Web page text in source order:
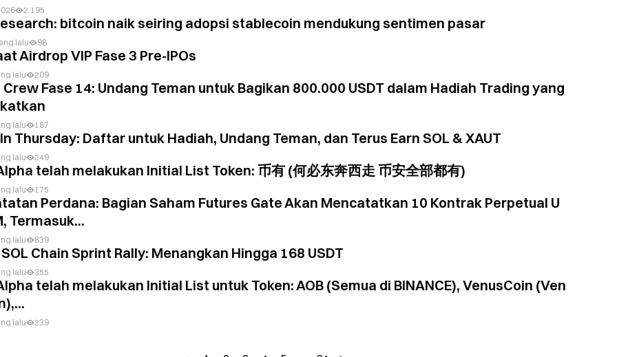
2.195
bitcoin naik seiring adopsi stablecoin mendukung sentimen pasar
lalu 98
Airdrop VIP Fase 3 Pre-IPOs
lalu 209
Crew Fase 14: Undang Teman untuk Bagikan 800.000 USDT dalam Hadiah Trading yang
lalu 187
Thursday: Daftar untuk Hadiah, Undang Teman, dan Terus Earn SOL & XAUT
lalu 249
telah melakukan Initial List Token: 币有 (何必东奔西走 币安全部都有)
lalu 175
Perdana: Bagian Saham Futures Gate Akan Mencatatkan 10 Kontrak Perpetual U
Termasuk...
lalu 839
Chain Sprint Rally: Menangkan Hingga 168 USDT
lalu 355
telah melakukan Initial List untuk Token: AOB (Semua di BINANCE), VenusCoin (Ven
lalu 239